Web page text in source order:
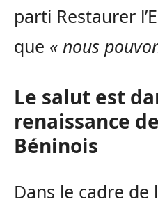
parti Restaurer
que « nous
Le salut est
renaissance
Béninois
Dans le cadre de